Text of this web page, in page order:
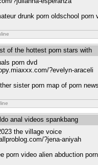
drunk porn oldschool porn
of the hottest porn stars with
porn dvd
?evelyn-araceli
sister porn map of porn
anal videos spankbang
the village voice
?jena-aniyah
porn video alien abduction